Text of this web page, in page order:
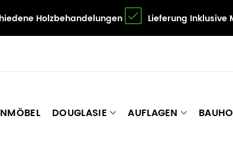
Holzbehandelungen Lieferung Inklusive
DOUGLASIE AUFLAGEN